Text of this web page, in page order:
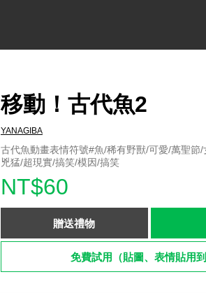
移動！古代魚2
YANAGIBA
古代魚動畫表情符號#魚/稀有野獸/可愛/萬聖節
兇猛/超現實/搞笑/模因/搞笑
NT$60
贈送禮物
免費試用（貼圖、表情貼用到